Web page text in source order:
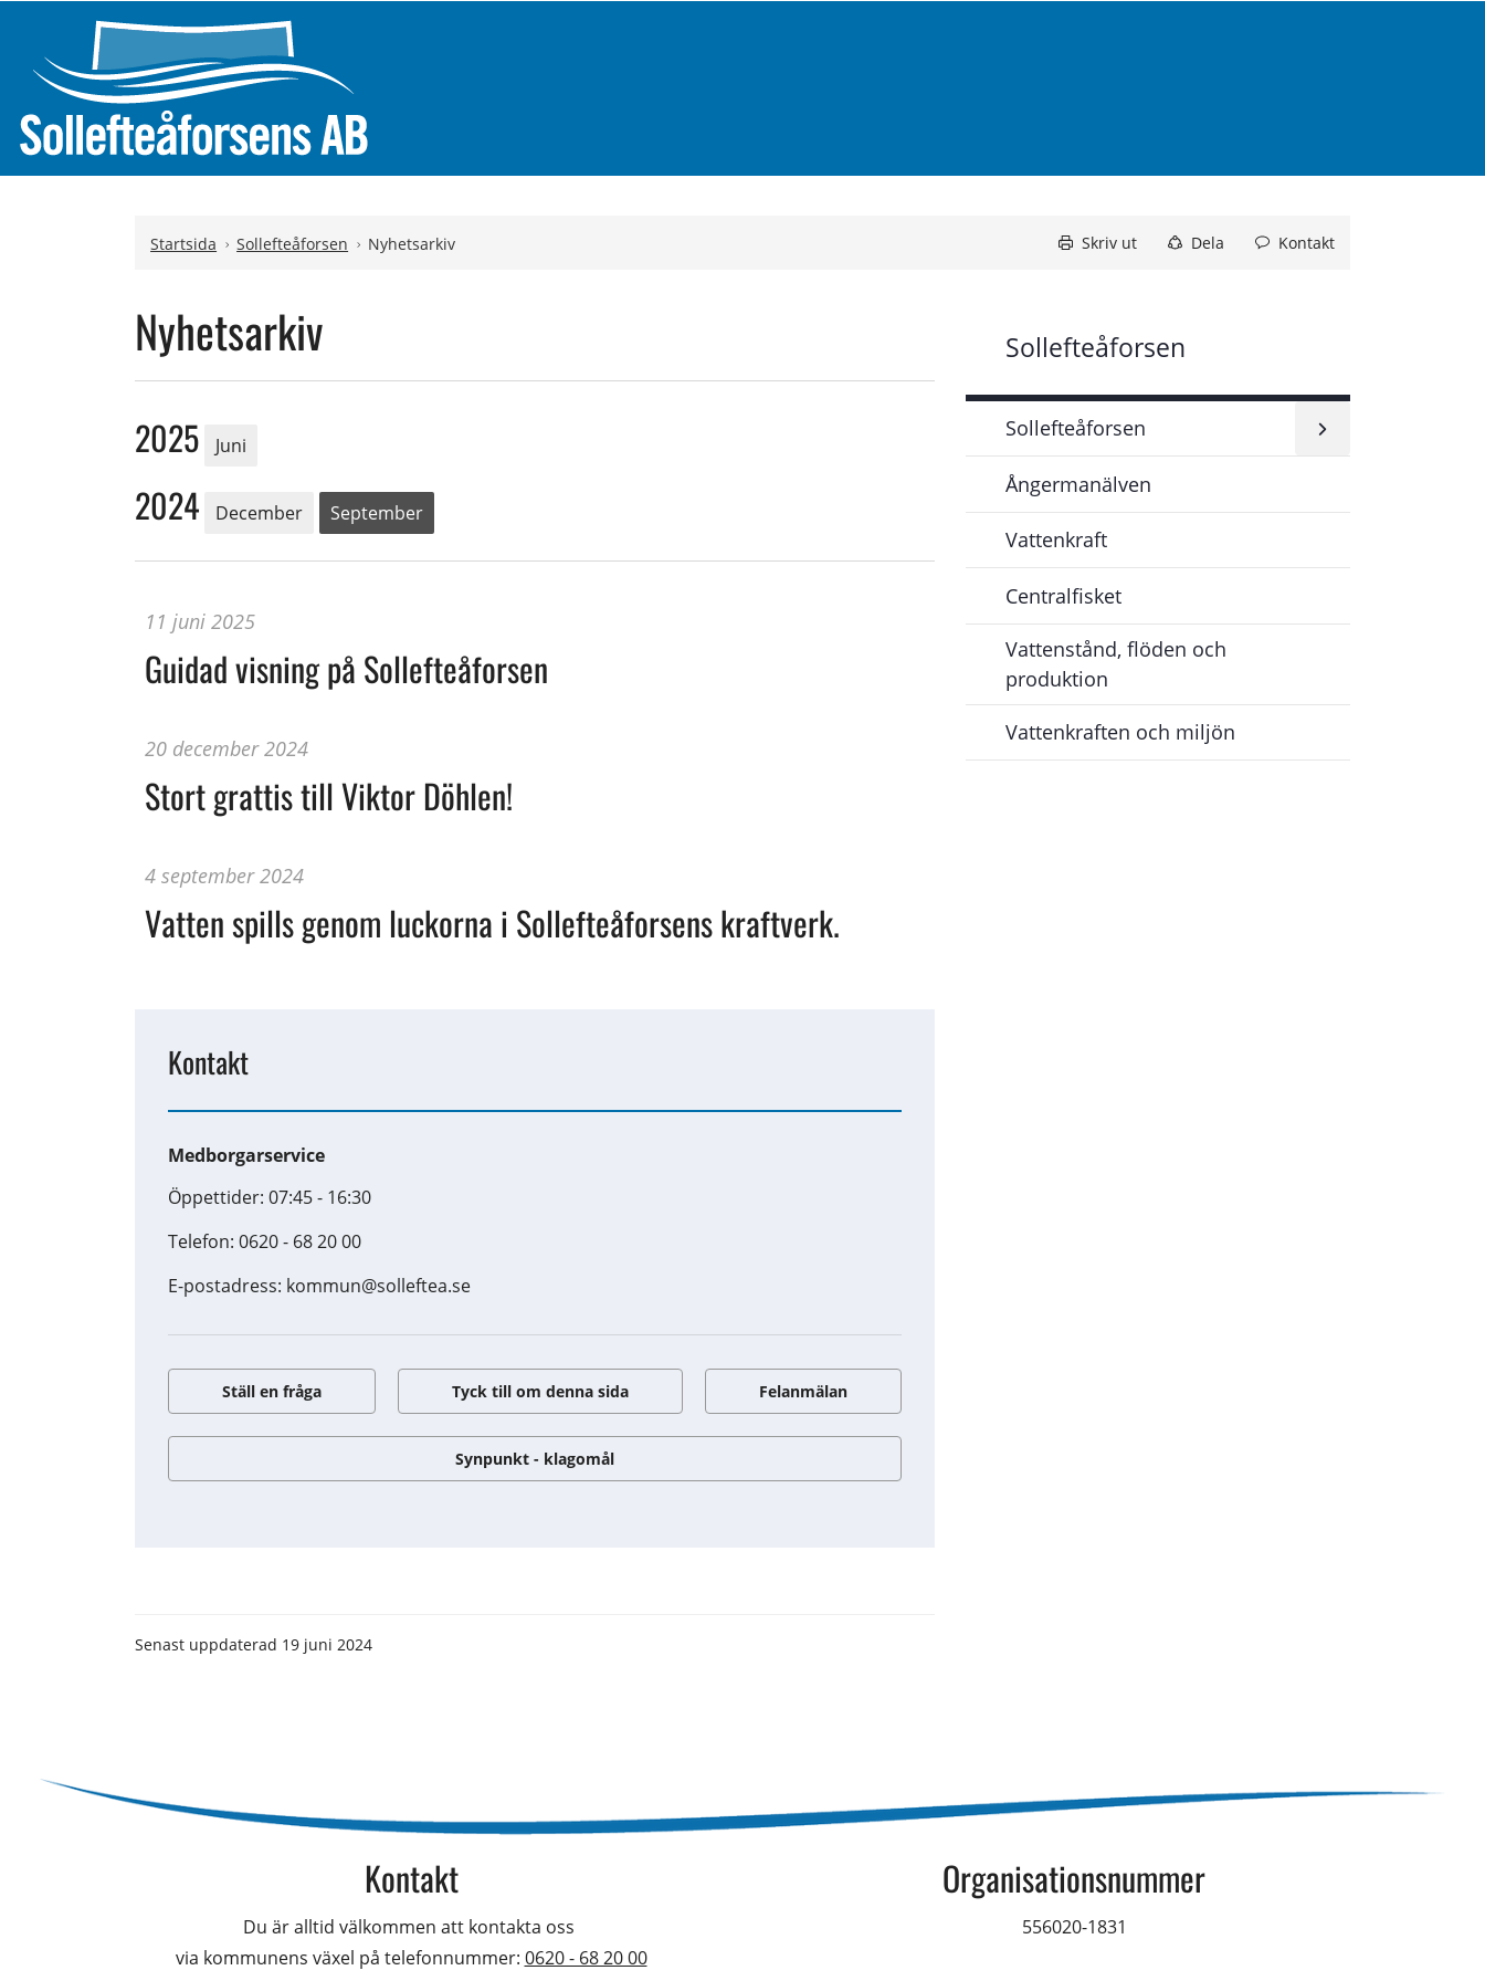
Hoppa till innehåll
Startsida Sollefteåforsen Nyhetsarkiv Skriv ut Dela Kontakt
Nyhetsarkiv
2025 Juni
2024 December September
11 juni 2025
Guidad visning på Sollefteåforsen
20 december 2024
Stort grattis till Viktor Döhlen!
4 september 2024
Vatten spills genom luckorna i Sollefteåforsens kraftverk.
Kontakt
Medborgarservice
Öppettider: 07:45 - 16:30
Telefon: 0620 - 68 20 00
E-postadress: kommun@solleftea.se
Ställ en fråga Tyck till om denna sida Felanmälan
Synpunkt - klagomål
Senast uppdaterad 19 juni 2024
Sollefteåforsen
Sollefteåforsen
för
Ångermanälven
Vattenkraft
Centralfisket
Vattenstånd, flöden och
produktion
Vattenkraften och miljön
Kontakt
Du är alltid välkommen att kontakta oss
via kommunens växel på telefonnummer: 0620 - 68 20 00
Organisationsnummer
556020-1831